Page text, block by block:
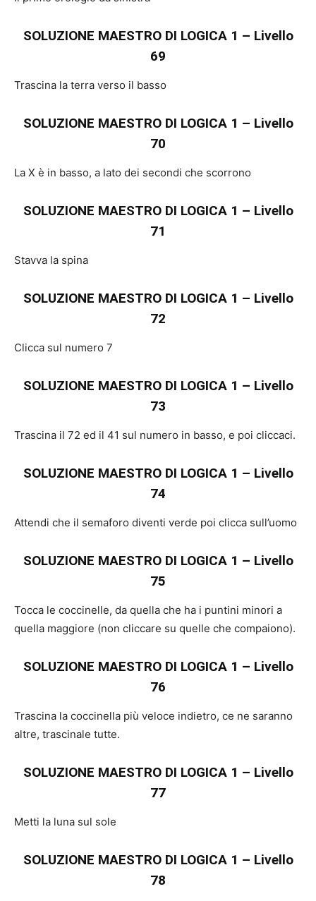
SOLUZIONE MAESTRO DI LOGICA 1 – Livello
69
Trascina la terra verso il basso
SOLUZIONE MAESTRO DI LOGICA 1 – Livello
70
La X è in basso, a lato dei secondi che scorrono
SOLUZIONE MAESTRO DI LOGICA 1 – Livello
71
Stavva la spina
SOLUZIONE MAESTRO DI LOGICA 1 – Livello
72
Clicca sul numero 7
SOLUZIONE MAESTRO DI LOGICA 1 – Livello
73
Trascina il 72 ed il 41 sul numero in basso, e poi cliccaci.
SOLUZIONE MAESTRO DI LOGICA 1 – Livello
74
Attendi che il semaforo diventi verde poi clicca sull’uomo
SOLUZIONE MAESTRO DI LOGICA 1 – Livello
75
Tocca le coccinelle, da quella che ha i puntini minori a
quella maggiore (non cliccare su quelle che compaiono).
SOLUZIONE MAESTRO DI LOGICA 1 – Livello
76
Trascina la coccinella più veloce indietro, ce ne saranno
altre, trascinale tutte.
SOLUZIONE MAESTRO DI LOGICA 1 – Livello
77
Metti la luna sul sole
SOLUZIONE MAESTRO DI LOGICA 1 – Livello
78